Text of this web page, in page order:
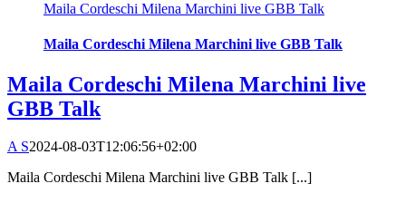
Maila Cordeschi Milena Marchini live GBB Talk
Maila Cordeschi Milena Marchini live GBB Talk
Maila Cordeschi Milena Marchini live
GBB Talk
A S2024-08-03T12:06:56+02:00
Maila Cordeschi Milena Marchini live GBB Talk [...]